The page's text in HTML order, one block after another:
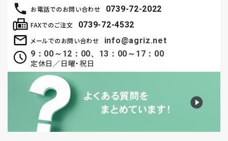
お電話でのお問い合わせ 0739-72-2022
メールでのお問い合わせ
info@agriz.net
9：00～12：00、13：00～17：00
定休日／日曜・祝日
FAXでのご注文 0739-72-4532